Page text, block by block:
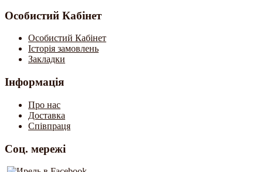
Особистий Кабінет
Особистий Кабінет
Історія замовлень
Закладки
Інформація
Про нас
Доставка
Співпраця
Соц. мережі